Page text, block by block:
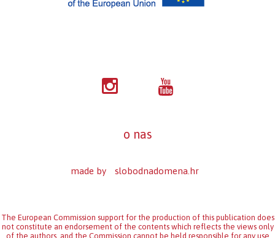
o nas
made by slobodnadomena.hr
The European Commission support for the production of this publication does
not constitute an endorsement of the contents which reflects the views only
of the authors, and the Commission cannot be held responsi­ble for any use